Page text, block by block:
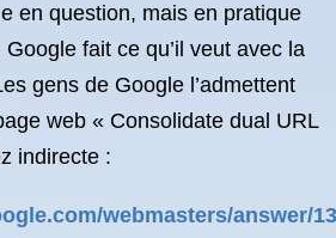
en question, mais en pratique
Google fait ce qu’il veut avec la
gens de Google l’admettent
web « Consolidate dual URL
indirecte :
webmasters/answer/